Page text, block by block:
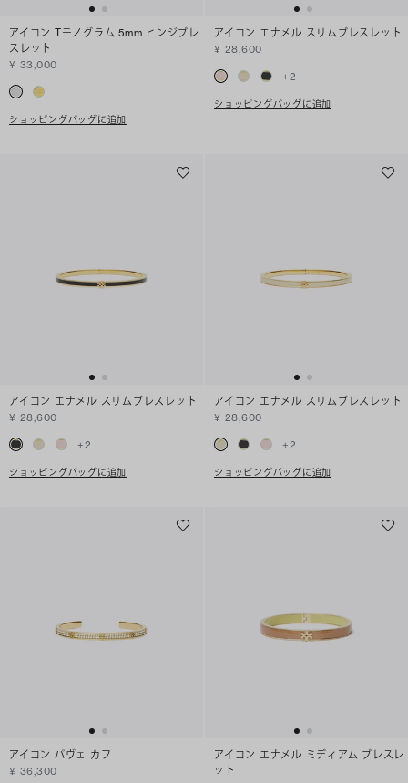
アイコン Tモノグラム 5mm ヒンジブレ
スレット
¥ 33,000
ショッピングバッグに追加
アイコン エナメル スリムブレスレット
¥ 28,600
+2
ショッピングバッグに追加
アイコン エナメル スリムブレスレット
¥ 28,600
+2
ショッピングバッグに追加
アイコン エナメル スリムブレスレット
¥ 28,600
+2
ショッピングバッグに追加
アイコン パヴェ カフ
¥ 36,300
アイコン エナメル ミディアム ブレスレ
ット